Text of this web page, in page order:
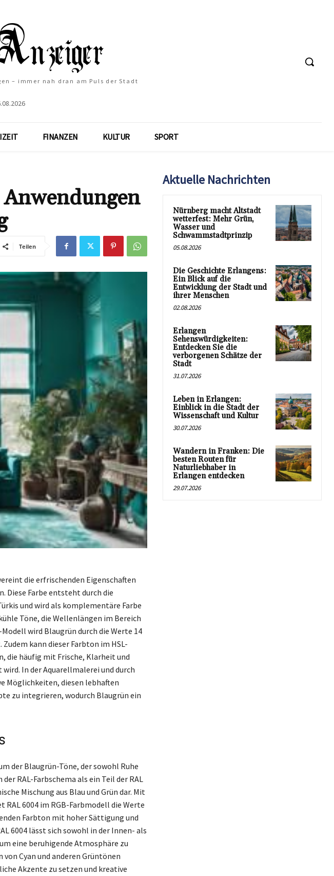
– immer nah dran am Puls der Stadt
FINANZEN KULTUR SPORT
Teilen
die erfrischenden Eigenschaften
Diese Farbe entsteht durch die
und wird als komplementäre Farbe
Töne, die Wellenlängen im Bereich
wird Blaugrün durch die Werte 14
kann dieser Farbton im HSL-
die häufig mit Frische, Klarheit und
In der Aquarellmalerei und durch
Möglichkeiten, diesen lebhaften
zu integrieren, wodurch Blaugrün ein
der Blaugrün-Töne, der sowohl Ruhe
RAL-Farbschema als ein Teil der RAL
Mischung aus Blau und Grün dar. Mit
RAL 6004 im RGB-Farbmodell die Werte
Farbton mit hoher Sättigung und
6004 lässt sich sowohl in der Innen- als
eine beruhigende Atmosphäre zu
Cyan und anderen Grüntönen
Akzente zu setzen und kreative
Aktuelle Nachrichten
Nürnberg macht Altstadt
wetterfest: Mehr Grün,
Wasser und
Schwammstadtprinzip
05.08.2026
Die Geschichte Erlangens:
Ein Blick auf die
Entwicklung der Stadt und
ihrer Menschen
02.08.2026
Erlangen
Sehenswürdigkeiten:
Entdecken Sie die
verborgenen Schätze der
Stadt
31.07.2026
Leben in Erlangen:
Einblick in die Stadt der
Wissenschaft und Kultur
30.07.2026
Wandern in Franken: Die
besten Routen für
Naturliebhaber in
Erlangen entdecken
29.07.2026